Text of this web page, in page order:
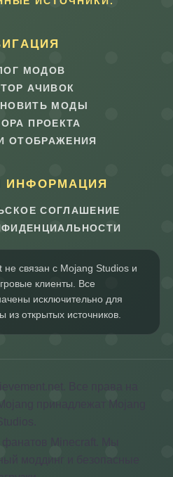
МОДОВ
АЧИВОК
МОДЫ
ПРОЕКТА
ОТОБРАЖЕНИЯ
ИНФОРМАЦИЯ
СОГЛАШЕНИЕ
не связан с Mojang Studios и
клиенты. Все
исключительно для
из открытых источников.
Все права на
принадлежат Mojang
Minecraft. Мы
моддинг и безопасные